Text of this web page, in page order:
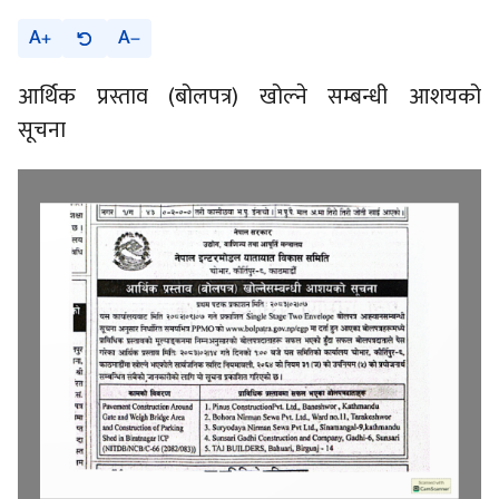
A A
आर्थिक प्रस्ताव (बोलपत्र) खोल्ने सम्बन्धी आशयको
सूचना